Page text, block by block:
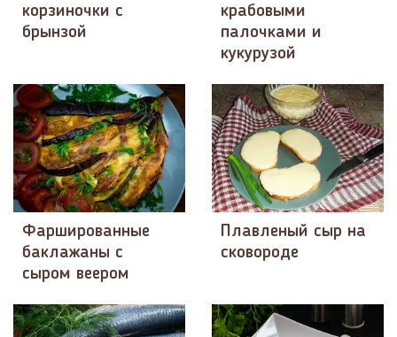
корзиночки с
брынзой
крабовыми
палочками и
кукурузой
Фаршированные
баклажаны с
сыром веером
Плавленый сыр на
сковороде